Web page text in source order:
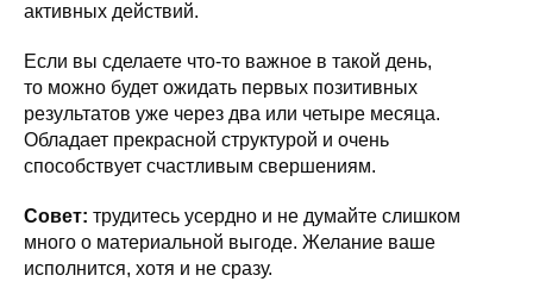
активных действий.
Если вы сделаете что-то важное в такой день,
то можно будет ожидать первых позитивных
результатов уже через два или четыре месяца.
Обладает прекрасной структурой и очень
способствует счастливым свершениям.
Совет: трудитесь усердно и не думайте слишком
много о материальной выгоде. Желание ваше
исполнится, хотя и не сразу.